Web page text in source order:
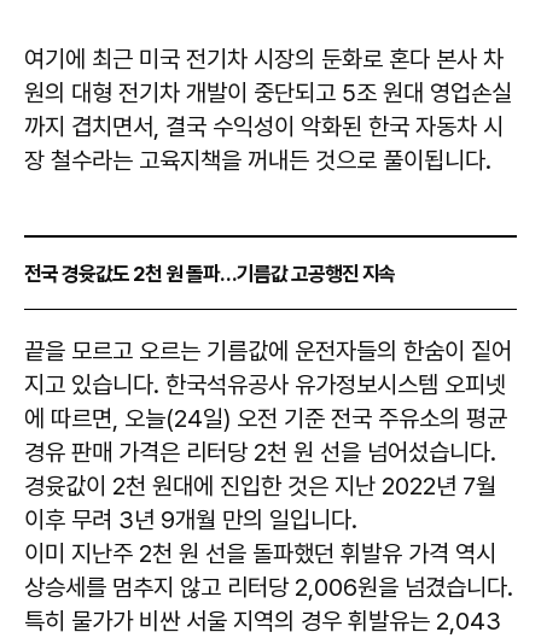
여기에 최근 미국 전기차 시장의 둔화로 혼다 본사 차
원의 대형 전기차 개발이 중단되고 5조 원대 영업손실
까지 겹치면서, 결국 수익성이 악화된 한국 자동차 시
장 철수라는 고육지책을 꺼내든 것으로 풀이됩니다.
전국 경윳값도 2천 원 돌파…기름값 고공행진 지속
끝을 모르고 오르는 기름값에 운전자들의 한숨이 짙어
지고 있습니다. 한국석유공사 유가정보시스템 오피넷
에 따르면, 오늘(24일) 오전 기준 전국 주유소의 평균
경유 판매 가격은 리터당 2천 원 선을 넘어섰습니다.
경윳값이 2천 원대에 진입한 것은 지난 2022년 7월
이후 무려 3년 9개월 만의 일입니다.
이미 지난주 2천 원 선을 돌파했던 휘발유 가격 역시
상승세를 멈추지 않고 리터당 2,006원을 넘겼습니다.
특히 물가가 비싼 서울 지역의 경우 휘발유는 2,043